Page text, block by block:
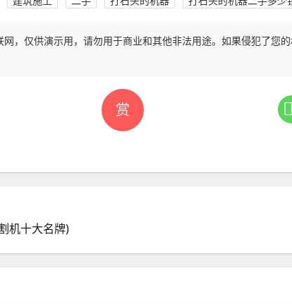
赏
网，仅供演示用，请勿用于商业和其他非法用途。如果侵犯了您
机十大名牌)